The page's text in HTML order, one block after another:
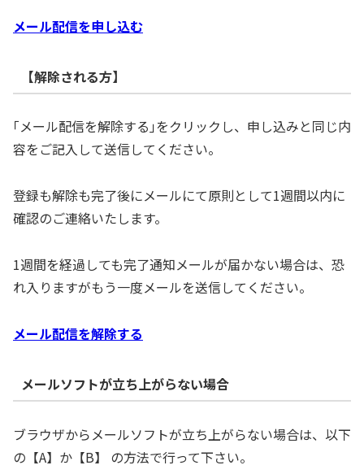
メール配信を申し込む
【解除される方】
｢メール配信を解除する｣をクリックし、申し込みと同じ内
容をご記入して送信してください。
登録も解除も完了後にメールにて原則として1週間以内に
確認のご連絡いたします。
1週間を経過しても完了通知メールが届かない場合は、恐
れ入りますがもう一度メールを送信してください。
メール配信を解除する
メールソフトが立ち上がらない場合
ブラウザからメールソフトが立ち上がらない場合は、以下
の【A】か【B】 の方法で行って下さい。